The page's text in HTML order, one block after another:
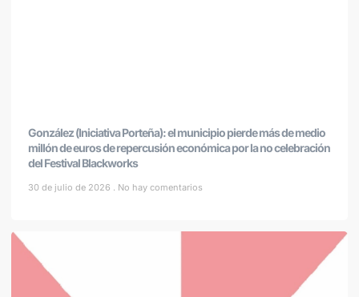
González (Iniciativa Porteña): el municipio pierde más de medio
millón de euros de repercusión económica por la no celebración
del Festival Blackworks
30 de julio de 2026 No hay comentarios